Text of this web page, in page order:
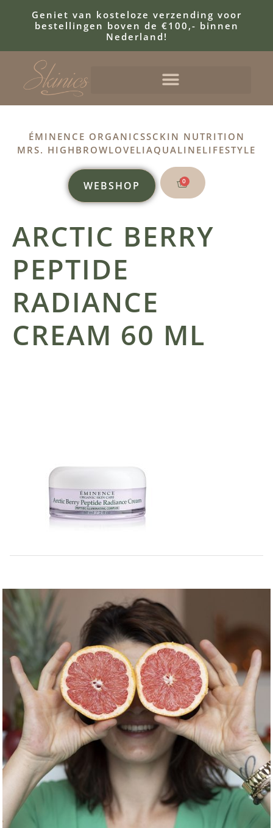
Geniet van kosteloze verzending voor
bestellingen boven de €100,- binnen
Nederland!
ÉMINENCE ORGANICSSCKIN NUTRITION
MRS. HIGHBROWLOVELIAQUALINELIFESTYLE
WEBSHOP 0
ARCTIC BERRY
PEPTIDE
RADIANCE
CREAM 60 ML